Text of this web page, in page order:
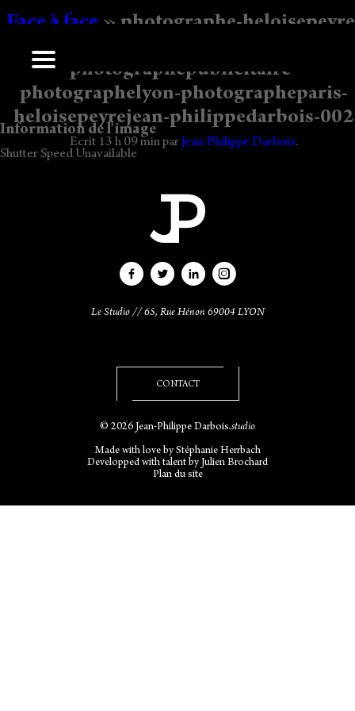
Face à face» photographe-
agencepublicitaire-j-pdarbois-pub-
photographepublicitaire-
photographelyon-photographeparis-
heloisepeyrejean-philippedarbois-002
Ecrit 13 h 09 minpar Jean-Philippe Darbois.
Laisser un commentaire
Vous devez vous connecterpour publier un commentaire.
Information de l'image
Shutter Speed Unavailable
Le Studio // 65, Rue Hénon 69004 LYON
CONTACT
© 2026 Jean-Philippe Darbois.studio
Made with love byStéphanie Herrbach
Developped with talent by Julien Brochard
Plan du site